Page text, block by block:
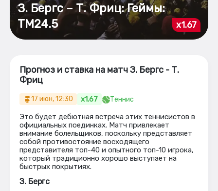
З. Бергс – Т. Фриц: Геймы:
ТМ24.5
x1.67
Прогноз и ставка на матч З. Бергс - Т.
Фриц
17 июн, 12:30 x1.67 Теннис
Это будет дебютная встреча этих теннисистов в
официальных поединках. Матч привлекает
внимание болельщиков, поскольку представляет
собой противостояние восходящего
представителя топ-40 и опытного топ-10 игрока,
который традиционно хорошо выступает на
быстрых покрытиях.
З. Бергс